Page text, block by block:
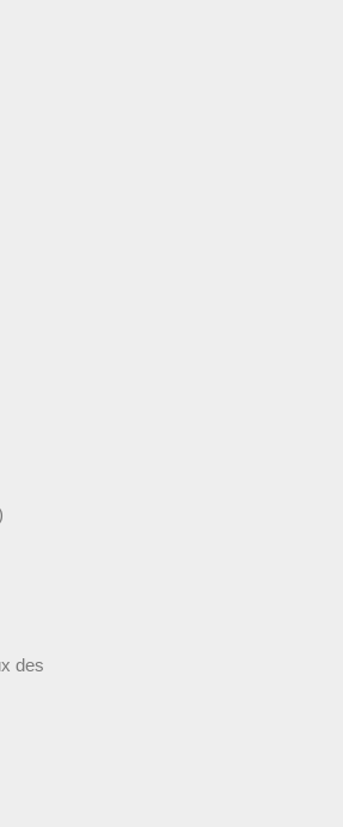
des